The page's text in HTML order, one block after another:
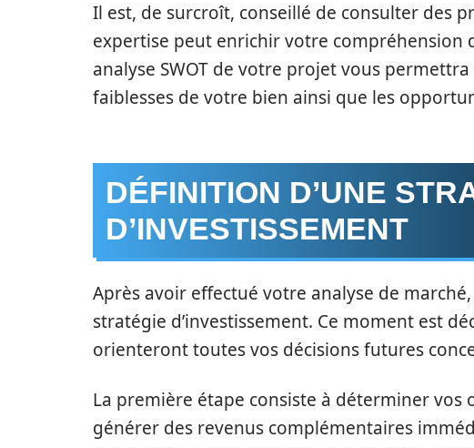
Il est, de surcroît, conseillé de consulter des
expertise peut enrichir votre compréhension
analyse SWOT de votre projet vous
faiblesses de votre bien ainsi que les
DÉFINITION D’UNE
D’INVESTISSEMENT
Après avoir effectué votre analyse de
stratégie d’investissement. Ce moment est
orienteront toutes vos décisions futures
La première étape consiste à déterminer vos
générer des revenus complémentaires